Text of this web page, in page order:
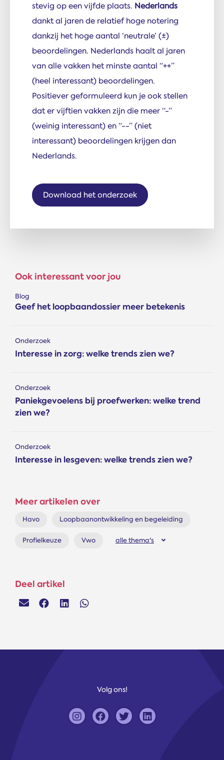
stevig op een vijfde plaats. Nederlands
dankt al jaren de relatief hoge notering
dankzij het hoge aantal ‘neutrale’ (±)
beoordelingen. Nederlands haalt al jaren
van alle vakken het minste aantal “++”
(heel interessant) beoordelingen.
Positiever geformuleerd kun je ook stellen
dat er vijftien vakken zijn die meer “-”
(weinig interessant) en “--” (niet
interessant) beoordelingen krijgen dan
Nederlands.
Download het onderzoek
Ook interessant voor jou
Blog
Geef het loopbaandossier meer betekenis
Onderzoek
Interesse in zorg: welke trends zien we?
Onderzoek
Paniekgevoelens bij proefwerken: welke trend
zien we?
Onderzoek
Interesse in lesgeven: welke trends zien we?
Meer artikelen over
Havo Loopbaanontwikkeling en begeleiding
Profielkeuze Vwo alle thema's
Deel artikel
Volg ons!